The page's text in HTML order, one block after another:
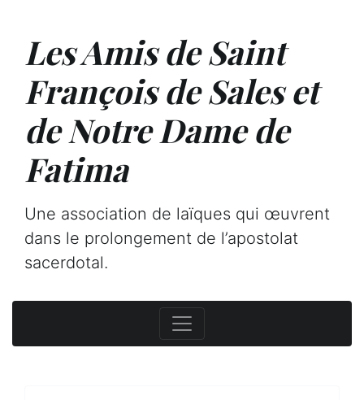
Les Amis de Saint
François de Sales et
de Notre Dame de
Fatima
Une association de laïques qui œuvrent
dans le prolongement de l’apostolat
sacerdotal.